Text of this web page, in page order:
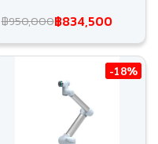
฿950,000฿834,500
-18%